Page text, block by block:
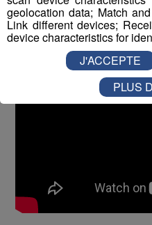
geolocation data; Match
Link different devices;
device characteristics for
J'ACCEPTE
PLUS